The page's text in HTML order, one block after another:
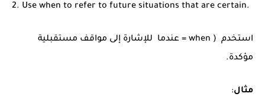
2. Use when to refer to future situations that are certain.
استخدم ( when = عندما للإشارة إلى مواقف مستقبلية
مؤكدة.
مثال: